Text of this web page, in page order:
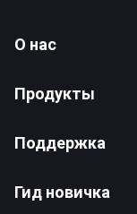
О нас
Продукты
Поддержка
Гид новичка